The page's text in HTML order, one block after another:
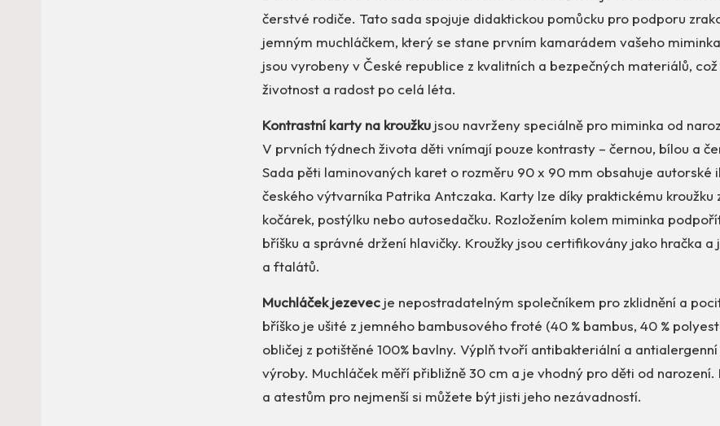
čerstvé rodiče. Tato sada spojuje didaktickou pomůcku pro podporu
jemným muchláčkem, který se stane prvním kamarádem vašeho
jsou vyrobeny v České republice z kvalitních a bezpečných materiálů,
životnost a radost po celá léta.
Kontrastní karty na kroužku jsou navrženy speciálně pro miminka od
V prvních týdnech života děti vnímají pouze kontrasty – černou, bílou a
Sada pěti laminovaných karet o rozměru 90 x 90 mm obsahuje autorské
českého výtvarníka Patrika Antczaka. Karty lze díky praktickému kroužku
kočárek, postýlku nebo autosedačku. Rozložením kolem miminka
bříšku a správné držení hlavičky. Kroužky jsou certifikovány jako hračka a
a ftalátů.
Muchláček jezevec je nepostradatelným společníkem pro zklidnění a
bříško je ušité z jemného bambusového froté (40 % bambus, 40 %
obličej z potištěné 100% bavlny. Výplň tvoří antibakteriální a
výroby. Muchláček měří přibližně 30 cm a je vhodný pro děti od narození.
a atestům pro nejmenší si můžete být jisti jeho nezávadností.